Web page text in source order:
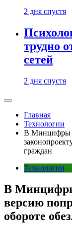
2 дня спустя
трудно
сетей
2 дня спустя
Главная
Технологии
В Минцифры
граждан
Технологии
В
версию
обороте